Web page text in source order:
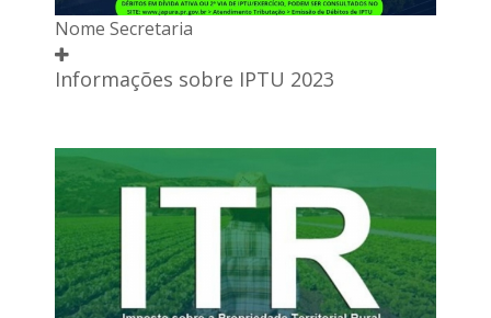
Nome Secretaria
Informações sobre IPTU 2023